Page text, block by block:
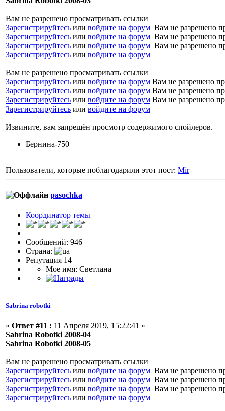
Вам не разрешено просматривать ссылки
Зарегистрируйтесь или войдите на форум Вам не разрешено
Зарегистрируйтесь или войдите на форум Вам не разрешено
Зарегистрируйтесь или войдите на форум Вам не разрешено
Зарегистрируйтесь или войдите на форум
Вам не разрешено просматривать ссылки
Зарегистрируйтесь или войдите на форум Вам не разрешено
Зарегистрируйтесь или войдите на форум Вам не разрешено
Зарегистрируйтесь или войдите на форум Вам не разрешено
Зарегистрируйтесь или войдите на форум
Извините, вам запрещён просмотр содержимого спойлеров.
Бернина-750
Пользователи, которые поблагодарили этот пост: Mir
pasochka
Координатор темы
Сообщений: 946
Страна:
Репутация 14
Мое имя: Светлана
Sabrina robotki
« Ответ #11 : 11 Апреля 2019, 15:22:41 »
Sabrina Robotki 2008-04
Sabrina Robotki 2008-05
Вам не разрешено просматривать ссылки
Зарегистрируйтесь или войдите на форум Вам не разрешено
Зарегистрируйтесь или войдите на форум Вам не разрешено
Зарегистрируйтесь или войдите на форум Вам не разрешено
Зарегистрируйтесь или войдите на форум